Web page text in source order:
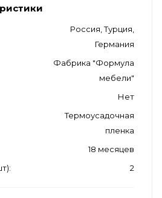
Россия, Турция,
Германия
Фабрика "Формула
мебели"
Нет
Термоусадочная
пленка
18 месяцев
2